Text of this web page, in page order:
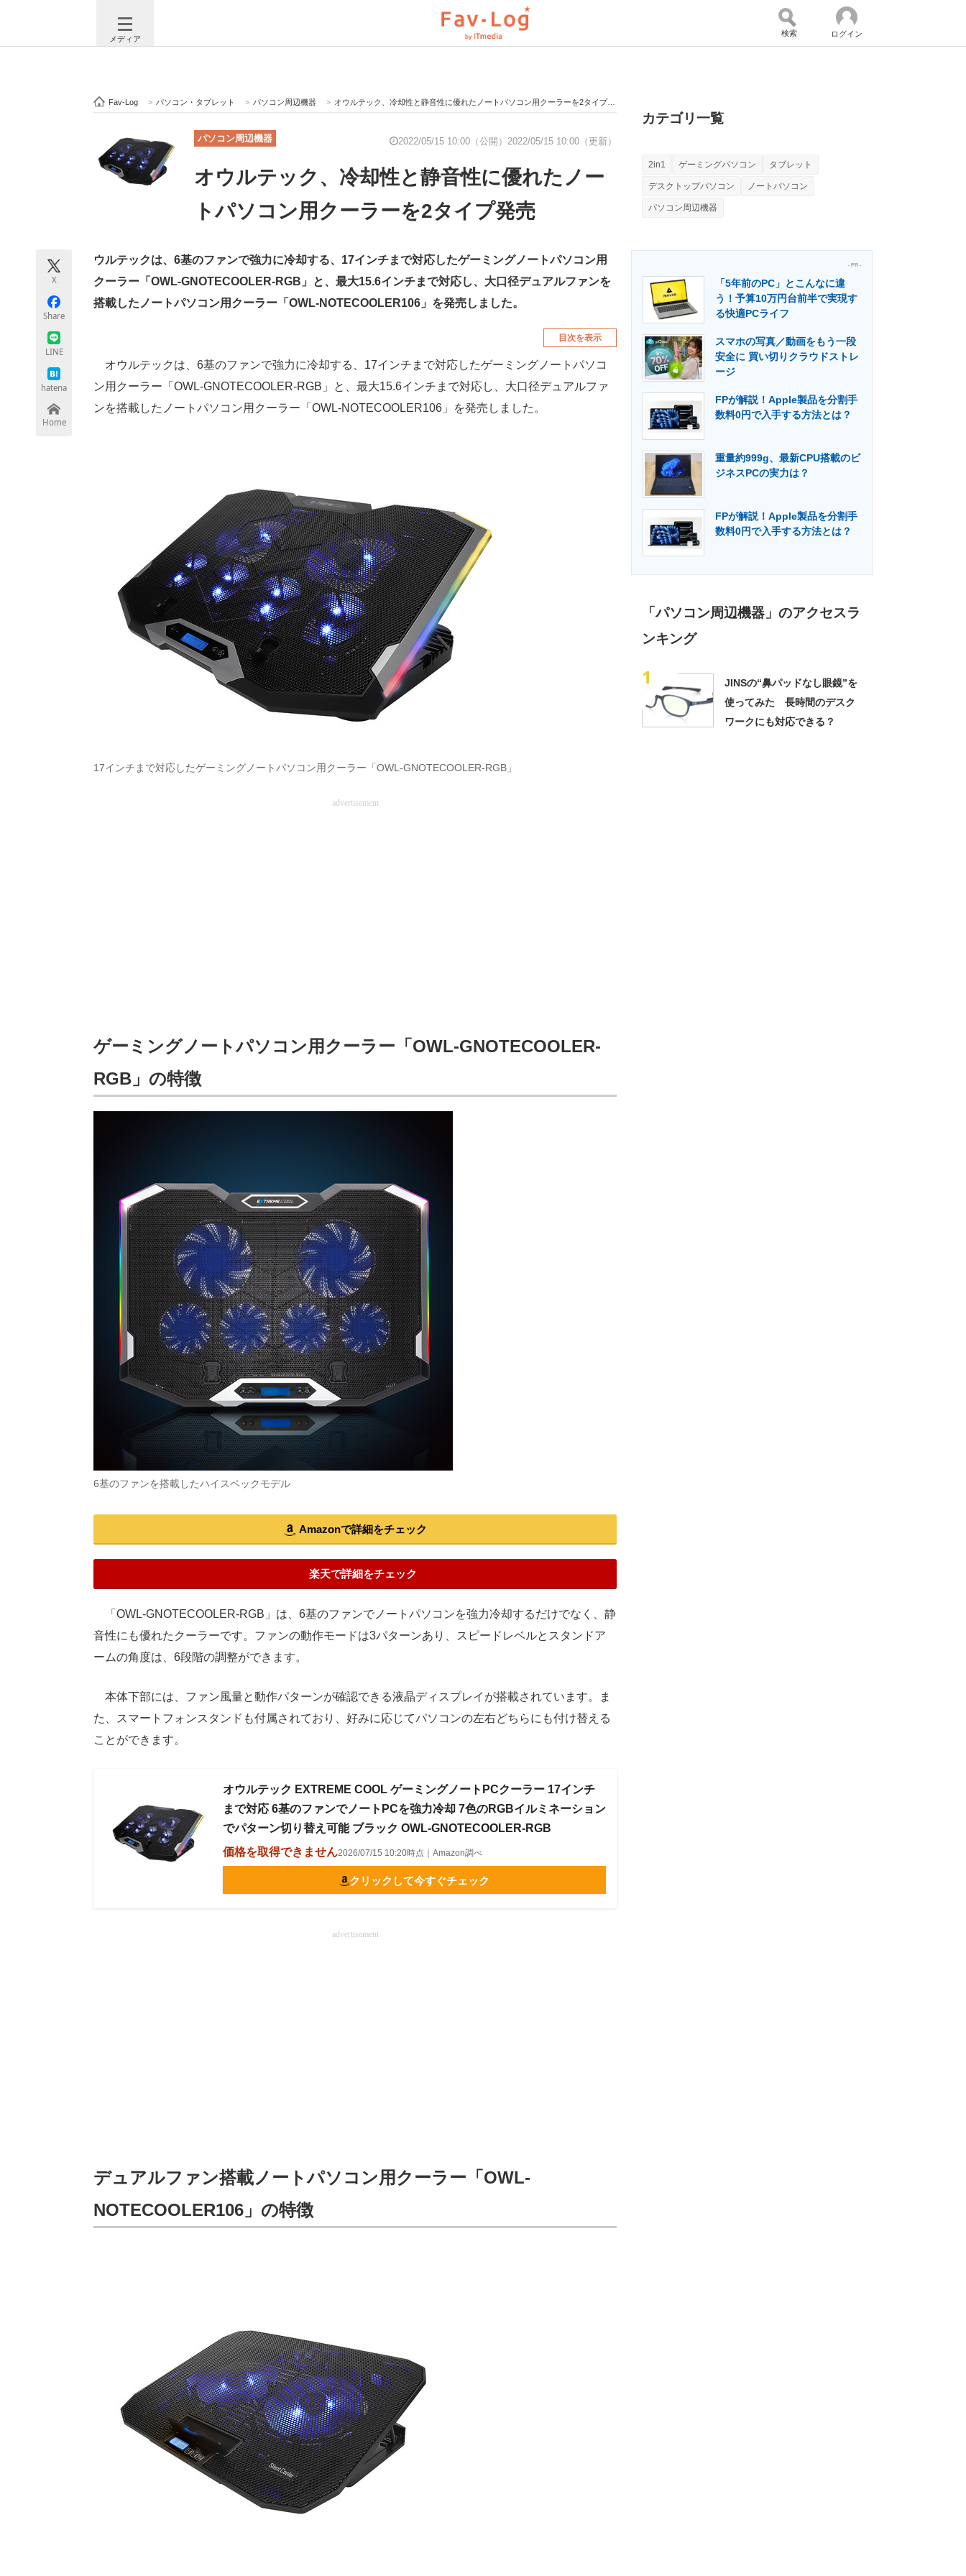
メディア
注目記事を集めた総合ページ ITの今と未来を見通す スマホと通信の最新トレンド 進化するPCとデバイスの未来
ビジネスと働き方のヒント AI活用のいまが分かる 企業ITのトレンドを詳説 経営リーダーのコミュニティ
モノづくり技術者専門サイト 電子設計の基本と応用 エネルギーの専門メディア 建設×テクノロジーの最前線
検索 ログイン
Fav-Log > パソコン・タブレット > パソコン周辺機器 > オウルテック、冷却性と静音性に優れたノートパソコン用クーラーを2タイプ発売
パソコン周辺機器 2022/05/15 10:00（公開） 2022/05/15 10:00（更新）
オウルテック、冷却性と静音性に優れたノー
トパソコン用クーラーを2タイプ発売
X
Share
LINE
hatena
Home
ウルテックは、6基のファンで強力に冷却する、17インチまで対応したゲーミングノートパソコン用
クーラー「OWL-GNOTECOOLER-RGB」と、最大15.6インチまで対応し、大口径デュアルファンを
搭載したノートパソコン用クーラー「OWL-NOTECOOLER106」を発売しました。
目次を表示
オウルテックは、6基のファンで強力に冷却する、17インチまで対応したゲーミングノートパソコ
ン用クーラー「OWL-GNOTECOOLER-RGB」と、最大15.6インチまで対応し、大口径デュアルファ
ンを搭載したノートパソコン用クーラー「OWL-NOTECOOLER106」を発売しました。
17インチまで対応したゲーミングノートパソコン用クーラー「OWL-GNOTECOOLER-RGB」
advertisement
ゲーミングノートパソコン用クーラー「OWL-GNOTECOOLER-
RGB」の特徴
6基のファンを搭載したハイスペックモデル
Amazonで詳細をチェック
楽天で詳細をチェック
「OWL-GNOTECOOLER-RGB」は、6基のファンでノートパソコンを強力冷却するだけでなく、静
音性にも優れたクーラーです。ファンの動作モードは3パターンあり、スピードレベルとスタンドア
ームの角度は、6段階の調整ができます。
本体下部には、ファン風量と動作パターンが確認できる液晶ディスプレイが搭載されています。ま
た、スマートフォンスタンドも付属されており、好みに応じてパソコンの左右どちらにも付け替える
ことができます。
オウルテック EXTREME COOL ゲーミングノートPCクーラー 17インチ
まで対応 6基のファンでノートPCを強力冷却 7色のRGBイルミネーション
でパターン切り替え可能 ブラック OWL-GNOTECOOLER-RGB
価格を取得できません2026/07/15 10:20時点｜Amazon調べ
クリックして今すぐチェック
advertisement
デュアルファン搭載ノートパソコン用クーラー「OWL-
NOTECOOLER106」の特徴
カテゴリ一覧
2in1 ゲーミングパソコン タブレット
デスクトップパソコン ノートパソコン
パソコン周辺機器
- PR -
「5年前のPC」とこんなに違
う！予算10万円台前半で実現す
る快適PCライフ
スマホの写真／動画をもう一段
安全に 買い切りクラウドストレ
ージ
FPが解説！Apple製品を分割手
数料0円で入手する方法とは？
重量約999g、最新CPU搭載のビ
ジネスPCの実力は？
FPが解説！Apple製品を分割手
数料0円で入手する方法とは？
「パソコン周辺機器」のアクセスラ
ンキング
1
JINSの“鼻パッドなし眼鏡”を
使ってみた 長時間のデスク
ワークにも対応できる？